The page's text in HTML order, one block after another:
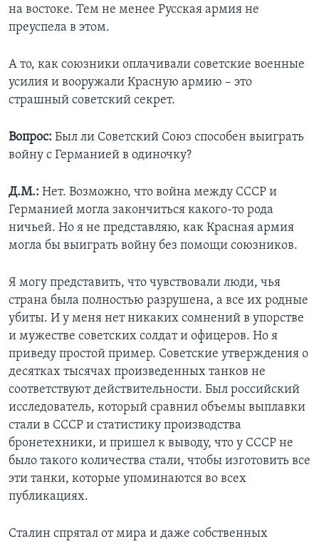
на востоке. Тем не менее Русская армия не
преуспела в этом.
А то, как союзники оплачивали советские военные
усилия и вооружали Красную армию – это
страшный советский секрет.
Вопрос: Был ли Советский Союз способен выиграть
войну с Германией в одиночку?
Д.М.: Нет. Возможно, что война между СССР и
Германией могла закончиться какого-то рода
ничьей. Но я не представляю, как Красная армия
могла бы выиграть войну без помощи союзников.
Я могу представить, что чувствовали люди, чья
страна была полностью разрушена, а все их родные
убиты. И у меня нет никаких сомнений в упорстве
и мужестве советских солдат и офицеров. Но я
приведу простой пример. Советские утверждения о
десятках тысячах произведенных танков не
соответствуют действительности. Был российский
исследователь, который сравнил объемы выплавки
стали в СССР и статистику производства
бронетехники, и пришел к выводу, что у СССР не
было такого количества стали, чтобы изготовить все
эти танки, которые упоминаются во всех
публикациях.
Сталин спрятал от мира и даже собственных